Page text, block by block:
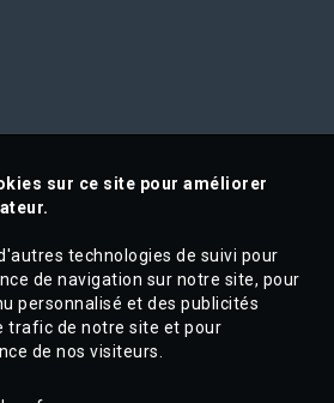
sur ce site pour améliorer
technologies de suivi pour
de navigation sur notre site, pour
personnalisé et des publicités
trafic de notre site et pour
de nos visiteurs.